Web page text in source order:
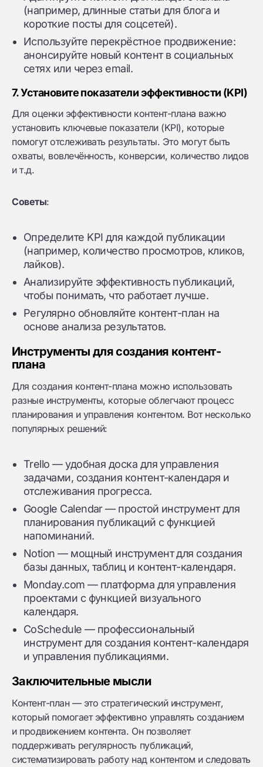
(например, длинные статьи для блога и
короткие посты для соцсетей).
Используйте перекрёстное продвижение:
анонсируйте новый контент в социальных
сетях или через email.
7. Установите показатели эффективности (KPI)
Для оценки эффективности контент-плана важно
установить ключевые показатели (KPI), которые
помогут отслеживать результаты. Это могут быть
охваты, вовлечённость, конверсии, количество лидов
и т.д.
Советы:
Определите KPI для каждой публикации
(например, количество просмотров, кликов,
лайков).
Анализируйте эффективность публикаций,
чтобы понимать, что работает лучше.
Регулярно обновляйте контент-план на
основе анализа результатов.
Инструменты для создания контент-
плана
Для создания контент-плана можно использовать
разные инструменты, которые облегчают процесс
планирования и управления контентом. Вот несколько
популярных решений:
Trello — удобная доска для управления
задачами, создания контент-календаря и
отслеживания прогресса.
Google Calendar — простой инструмент для
планирования публикаций с функцией
напоминаний.
Notion — мощный инструмент для создания
базы данных, таблиц и контент-календаря.
Monday.com — платформа для управления
проектами с функцией визуального
календаря.
CoSchedule — профессиональный
инструмент для создания контент-календаря
и управления публикациями.
Заключительные мысли
Контент-план — это стратегический инструмент,
который помогает эффективно управлять созданием
и продвижением контента. Он позволяет
поддерживать регулярность публикаций,
систематизировать работу над контентом и следовать